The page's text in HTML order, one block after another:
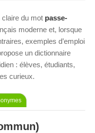
claire du mot passe-
moderne et, lorsque
exemples d’emploi
un dictionnaire
: élèves, étudiants,
curieux.